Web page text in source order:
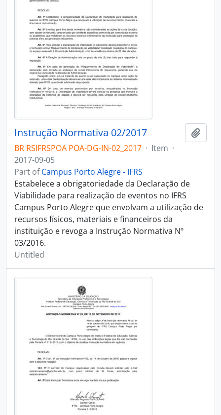
Instrução Normativa 02/2017
BR RSIFRSPOA POA-DG-IN-02_2017 · Item ·
2017-09-05
Part ofCampus Porto Alegre - IFRS
Estabelece a obrigatoriedade da Declaração de
Viabilidade para realização de eventos no IFRS
Campus Porto Alegre que envolvam a utilização de
recursos físicos, materiais e financeiros da
instituição e revoga a Instrução Normativa Nº
03/2016.
Untitled